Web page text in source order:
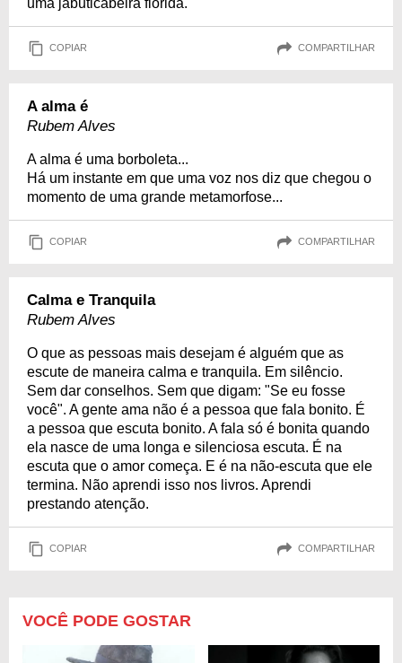
COPIAR COMPARTILHAR
A alma é
Rubem Alves
A alma é uma borboleta...
Há um instante em que uma voz nos diz que chegou o
momento de uma grande metamorfose...
COPIAR COMPARTILHAR
Calma e Tranquila
Rubem Alves
O que as pessoas mais desejam é alguém que as
escute de maneira calma e tranquila. Em silêncio.
Sem dar conselhos. Sem que digam: "Se eu fosse
você". A gente ama não é a pessoa que fala bonito. É
a pessoa que escuta bonito. A fala só é bonita quando
ela nasce de uma longa e silenciosa escuta. É na
escuta que o amor começa. E é na não-escuta que ele
termina. Não aprendi isso nos livros. Aprendi
prestando atenção.
COPIAR COMPARTILHAR
VOCÊ PODE GOSTAR